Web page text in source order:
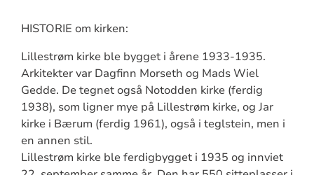
HISTORIE om kirken:
Lillestrøm kirke ble bygget i årene 1933-1935.
Arkitekter var Dagfinn Morseth og Mads Wiel
Gedde. De tegnet også Notodden kirke (ferdig
1938), som ligner mye på Lillestrøm kirke, og Jar
kirke i Bærum (ferdig 1961), også i teglstein, men i
en annen stil.
Lillestrøm kirke ble ferdigbygget i 1935 og innviet